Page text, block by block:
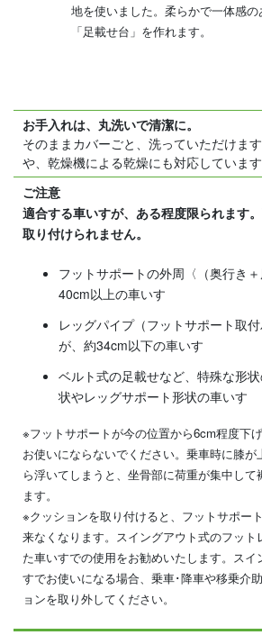
地を使いました。柔らかで一体感の
「足載せ台」を作れます。
お手入れは、丸洗いで清潔に。
そのままカバーごと、洗っていただけま
や、乾燥機による乾燥にも対応しています
ご注意
適合する車いすが、ある程度限られます。
取り付けられません。
フットサポートの外周〈（奥行き
40cm以上の車いす
レッグパイプ（フットサポート取
が、約34cm以下の車いす
ベルト式の足載せなど、特殊な形
状やレッグサポート形状の車いす
※フットサポートが今の位置から6cm程度下
お使いにならないでください。乗車時に膝
ら浮いてしまうと、坐骨部に荷重が集中して
ます。
※クッションを取り付けると、フットサポー
来なくなります。スイングアウト式のフッ
た車いすでの使用をお勧めいたします。ス
すでお使いになる場合、乗車･降車や移乗介
ョンを取り外してください。